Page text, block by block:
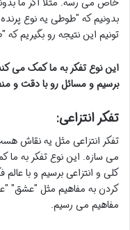
بدونیم که "طوطی یه نوع
تونیم این نتیجه رو بگیریم
این نوع تفکر به ما کمک می
برسیم و مسائل رو با دقت و
تفکر انتزاعی:
تفکر انتزاعی مثل یه نقاش
می سازه. این نوع تفکر به
کلی و انتزاعی برسیم و با عالم
کردن به مفاهیم مثل "عشق"
مفاهیم می رسیم.